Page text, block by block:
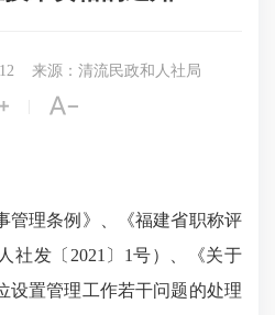
来源：清流民政和人社局

理条例》、《福建省职称评
社发〔2021〕1号）、《关于
设置管理工作若干问题的处理